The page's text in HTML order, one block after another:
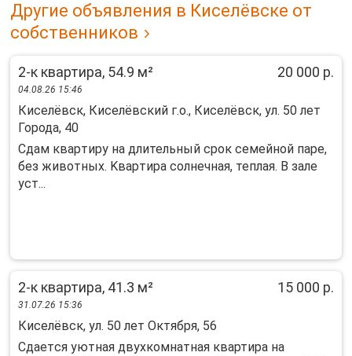
Другие объявления в Киселёвске от
собственников
2-к квартира, 54.9 м² 20 000 р.
04.08.26 15:46
Киселёвск, Киселёвский г.о., Киселёвск, ул. 50 лет
Города, 40
Cдaм квapтиру на длительный cрок семeйной пaрe,
без животныx. Kваpтирa coлнeчнaя, теплая. В залe
уст...
2-к квартира, 41.3 м² 15 000 р.
31.07.26 15:36
Киселёвск, ул. 50 лет Октября, 56
Сдаeтcя уютнaя двуxкомнатная квартирa на